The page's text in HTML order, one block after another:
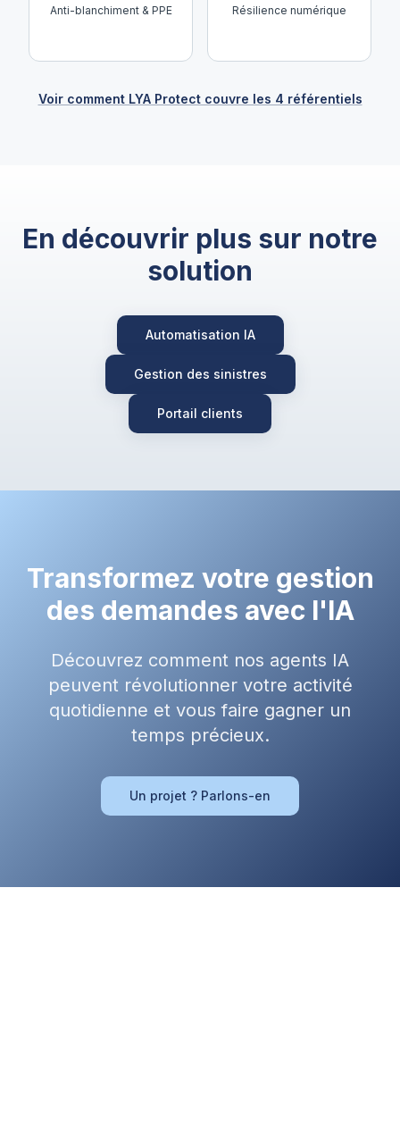
Anti-blanchiment & PPE Résilience numérique
Voir comment LYA Protect couvre les 4 référentiels
En découvrir plus sur notre
solution
Automatisation IA
Gestion des sinistres
Portail clients
Transformez votre gestion
des demandes avec l'IA
Découvrez comment nos agents IA
peuvent révolutionner votre activité
quotidienne et vous faire gagner un
temps précieux.
Un projet ? Parlons-en